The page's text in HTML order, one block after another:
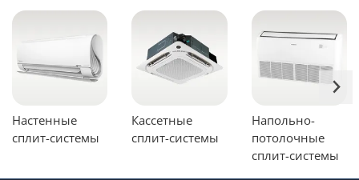
Настенные
сплит-системы
Кассетные
сплит-системы
Напольно-
потолочные
сплит-системы